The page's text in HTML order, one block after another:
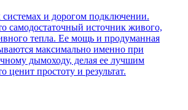
системах и дорогом подключении.
самодостаточный источник живого,
тепла. Ее мощь и продуманная
максимально именно при
дымоходу, делая ее лучшим
ценит простоту и результат.